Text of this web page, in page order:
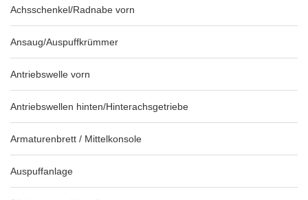
Achsschenkel/Radnabe vorn
Ansaug/Auspuffkrümmer
Antriebswelle vorn
Antriebswellen hinten/Hinterachsgetriebe
Armaturenbrett / Mittelkonsole
Auspuffanlage